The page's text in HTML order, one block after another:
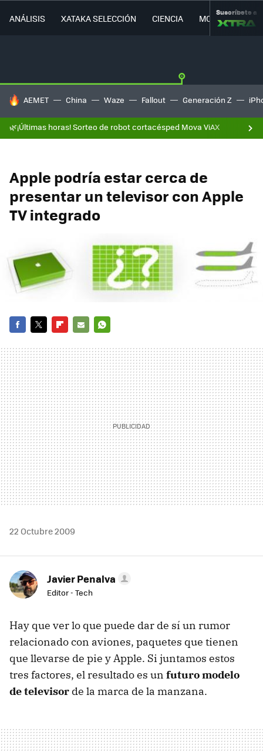
ANÁLISIS XATAKA SELECCIÓN CIENCIA MOVILIDAD
Suscríbete a
HOY SE HABLA DE
AEMET China Waze Fallout Generación Z
🌿¡Últimas horas! Sorteo de robot cortacésped Mova ViAX
Apple podría estar cerca de
presentar un televisor con Apple
TV integrado
MAIL
22 Octubre 2009
Javier Penalva
Editor - Tech
Hay que ver lo que puede dar de sí un rumor
relacionado con aviones, paquetes que tienen
que llevarse de pie y Apple. Si juntamos estos
tres factores, el resultado es un futuro modelo
de televisor de la marca de la manzana.